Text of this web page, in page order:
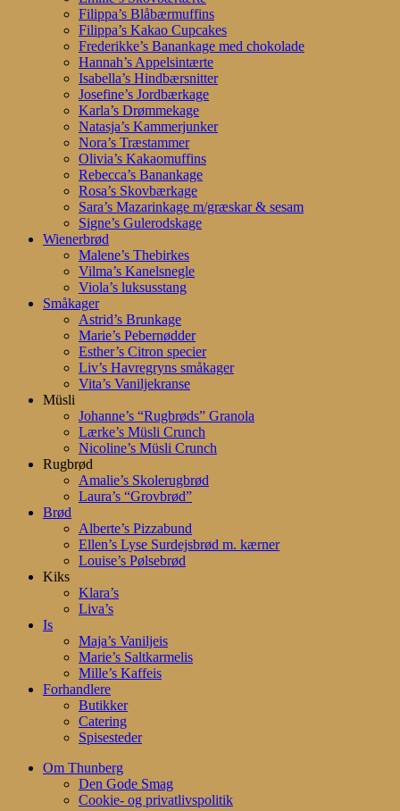
Filippa’s Blåbærmuffins
Filippa’s Kakao Cupcakes
Frederikke’s Banankage med chokolade
Hannah’s Appelsintærte
Isabella’s Hindbærsnitter
Josefine’s Jordbærkage
Karla’s Drømmekage
Natasja’s Kammerjunker
Nora’s Træstammer
Olivia’s Kakaomuffins
Rebecca’s Banankage
Rosa’s Skovbærkage
Sara’s Mazarinkage m/græskar & sesam
Signe’s Gulerodskage
Wienerbrød
Malene’s Thebirkes
Vilma’s Kanelsnegle
Viola’s luksusstang
Småkager
Astrid’s Brunkage
Marie’s Pebernødder
Esther’s Citron specier
Liv’s Havregryns småkager
Vita’s Vaniljekranse
Müsli
Johanne’s “Rugbrøds” Granola
Lærke’s Müsli Crunch
Nicoline’s Müsli Crunch
Rugbrød
Amalie’s Skolerugbrød
Laura’s “Grovbrød”
Brød
Alberte’s Pizzabund
Ellen’s Lyse Surdejsbrød m. kærner
Louise’s Pølsebrød
Kiks
Klara’s
Liva’s
Is
Maja’s Vaniljeis
Marie’s Saltkarmelis
Mille’s Kaffeis
Forhandlere
Butikker
Catering
Spisesteder
Om Thunberg
Den Gode Smag
Cookie- og privatlivspolitik